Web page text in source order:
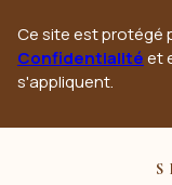
Ce site est protégé
Confidentialitéet
s'appliquent.